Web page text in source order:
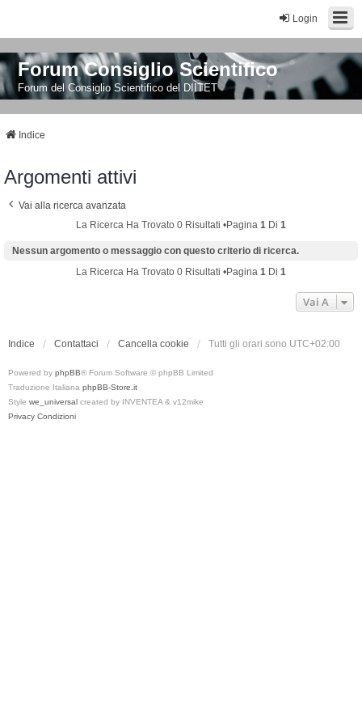
Login
Forum Consiglio Scientifico
Forum del Consiglio Scientifico del DIITET
Indice
Argomenti attivi
Vai alla ricerca avanzata
La Ricerca Ha Trovato 0 Risultati •Pagina 1 Di 1
Nessun argomento o messaggio con questo criterio di ricerca.
La Ricerca Ha Trovato 0 Risultati •Pagina 1 Di 1
Vai A
Indice Contattaci Cancella cookie Tutti gli orari sono UTC+02:00
Powered by phpBB® Forum Software © phpBB Limited
Traduzione Italiana phpBB-Store.it
Style we_universal created by INVENTEA & v12mike
Privacy Condizioni